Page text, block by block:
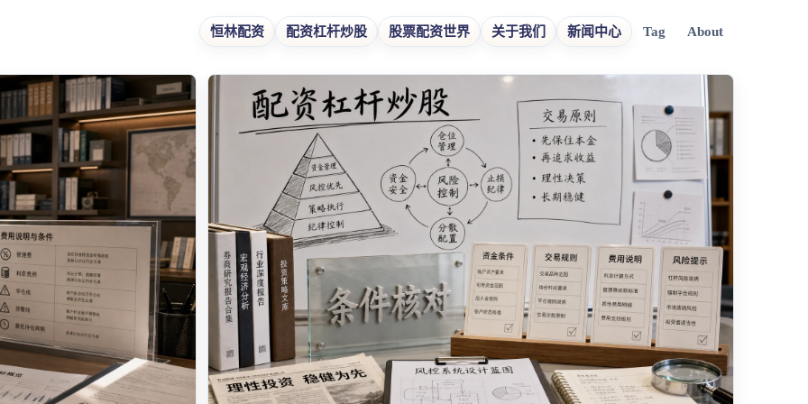
恒林配资 配资杠杆炒股 股票配资世界 关于我们 新闻中心 Tag About